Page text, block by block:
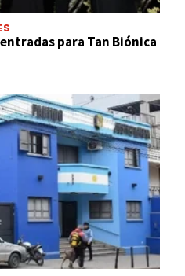
para Tan Biónica